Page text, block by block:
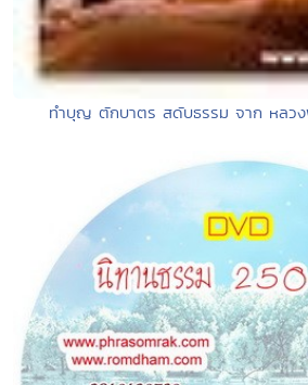
ทำบุญ ตักบาตร สดับธรรม จาก หลว